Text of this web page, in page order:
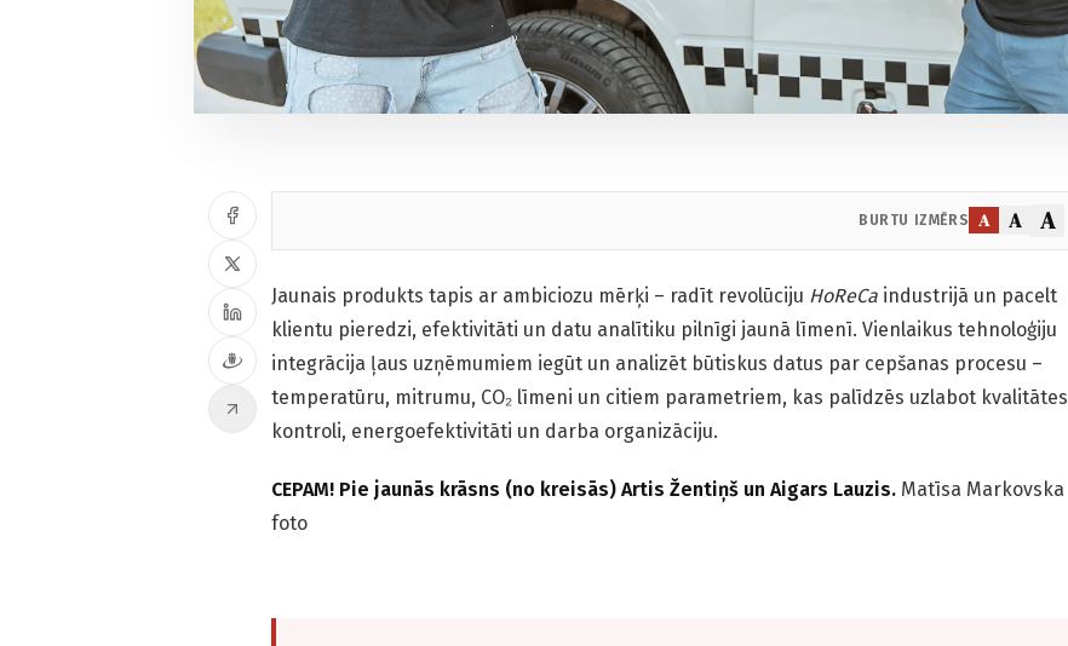
BURTU IZMĒRS A A A
Jaunais produkts tapis ar ambiciozu mērķi – radīt revolūciju HoReCa industrijā un pacelt
klientu pieredzi, efektivitāti un datu analītiku pilnīgi jaunā līmenī. Vienlaikus tehnoloģiju
integrācija ļaus uzņēmumiem iegūt un analizēt būtiskus datus par cepšanas procesu –
temperatūru, mitrumu, CO₂ līmeni un citiem parametriem, kas palīdzēs uzlabot kvalitātes
kontroli, energoefektivitāti un darba organizāciju.
CEPAM! Pie jaunās krāsns (no kreisās) Artis Žentiņš un Aigars Lauzis. Matīsa Markovska
foto